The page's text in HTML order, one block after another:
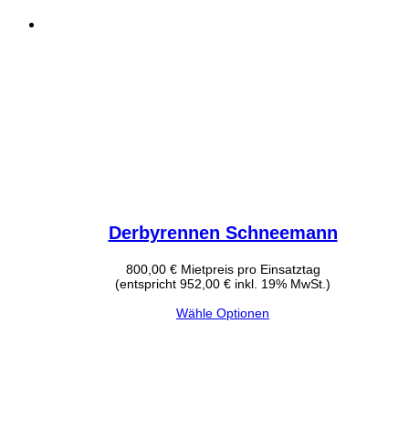
Derbyrennen Schneemann
800,00 €Mietpreis pro Einsatztag
(entspricht 952,00 € inkl. 19% MwSt.)
Wähle Optionen